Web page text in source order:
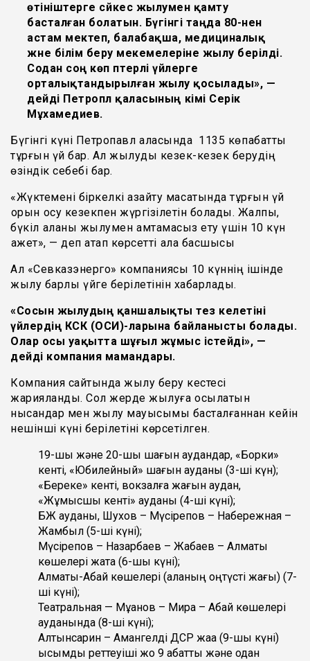
өтініштерге сәйкес жылумен қамту
басталған болатын. Бүгінгі таңда 80-нен
астам мектеп, балабақша, медициналық
және білім беру мекемелеріне жылу берілді.
Содан соң көп пәтерлі үйлерге
орталықтандырылған жылу қосылады», —
дейді Петропл қаласының әкімі Серік
Мұхамедиев.
Бүгінгі күні Петропавл қаласында 1135 көпқабатты
тұрғын үй бар. Ал жылуды кезек-кезек берудің
өзіндік себебі бар.
«Жүктемені біркелкі азайту мақсатында тұрғын үй
қорын қосу кезекпен жүргізілетін болады. Жалпы,
бүкіл қаланы жылумен қамтамасыз ету үшін 10 күн
қажет», — деп атап көрсетті қала басшысы
Ал «Севказэнерго» компаниясы 10 күннің ішінде
жылу барлық үйге берілетінін хабарлады.
«Сосын жылудың қаншалықты тез келетіні
үйлердің КСК (ОСИ)-ларына байланысты болады.
Олар осы уақытта шұғыл жұмыс істейді», —
дейді компания мамандары.
Компания сайтында жылу беру кестесі
жарияланды. Сол жерде жылуға қосылатын
нысандар мен жылу мауысымы басталғаннан кейін
нешінші күні берілетіні көрсетілген.
19-шы және 20-шы шағын аудандар, «Борки»
кенті, «Юбилейный» шағын ауданы (3-ші күн);
«Береке» кенті, вокзалға жағын аудан,
«Жұмысшы кенті» ауданы (4-ші күні);
БЖ ауданы, Шухов – Мүсірепов – Набережная –
Жамбыл (5-ші күні);
Мүсірепов – Назарбаев – Жабаев – Алматы
көшелері жақта (6-шы күні);
Алматы-Абай көшелері (қаланың оңтүсті жағы) (7-
ші күні);
Театральная — Мұқанов – Мира – Абай көшелері
ауданында (8-ші күні);
Алтынсарин – Амангелді ДСР жаққа (9-шы күні)
қысымды реттеуіші жоқ 9 қабатты және одан